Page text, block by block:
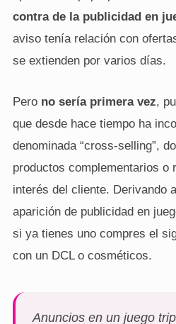
contra de la publicidad en
aviso tenía relación con
se extienden por varios días.
Pero no sería primera vez,
que desde hace tiempo ha
denominada “cross-selling”,
productos complementarios o
interés del cliente. Derivando
aparición de publicidad en
si ya tienes uno compres el
con un DCL o cosméticos.
Anuncios en un juego